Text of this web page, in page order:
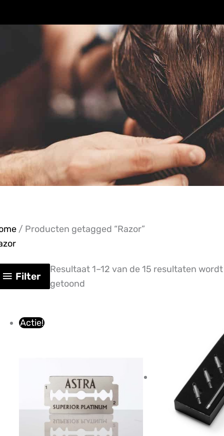
/ Producten getagged “Razor”
Filter
Resultaat 1–12 van de 15 resultaten wordt
getoond
Actie!